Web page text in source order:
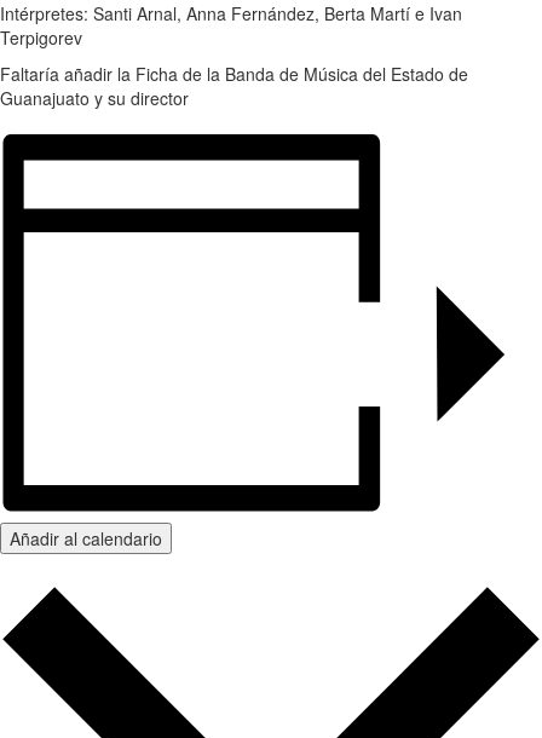
Intérpretes: Santi Arnal, Anna Fernández, Berta Martí e Ivan
Terpigorev
Faltaría añadir la Ficha de la Banda de Música del Estado de
Guanajuato y su director
Añadir al calendario